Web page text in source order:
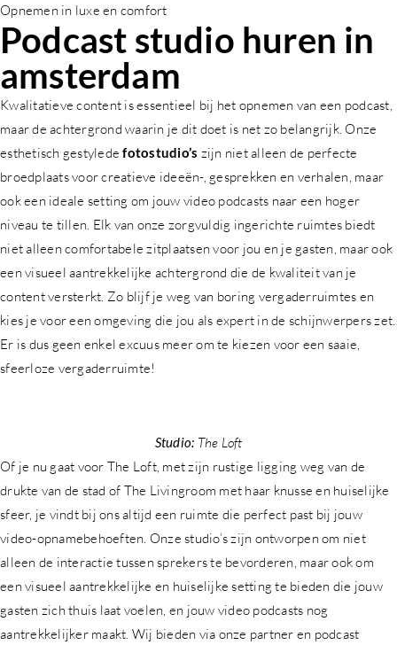
Opnemen in luxe en comfort
Podcast studio huren in
amsterdam
Kwalitatieve content is essentieel bij het opnemen van een podcast,
maar de achtergrond waarin je dit doet is net zo belangrijk. Onze
esthetisch gestyledefotostudio’s zijn niet alleen de perfecte
broedplaats voor creatieve ideeën-, gesprekken en verhalen, maar
ook een ideale setting om jouw video podcasts naar een hoger
niveau te tillen. Elk van onze zorgvuldig ingerichte ruimtes biedt
niet alleen comfortabele zitplaatsen voor jou en je gasten, maar ook
een visueel aantrekkelijke achtergrond die de kwaliteit van je
content versterkt. Zo blijf je weg van boring vergaderruimtes en
kies je voor een omgeving die jou als expert in de schijnwerpers zet.
Er is dus geen enkel excuus meer om te kiezen voor een saaie,
sfeerloze vergaderruimte!
Studio: The Loft
Of je nu gaat voor The Loft, met zijn rustige ligging weg van de
drukte van de stad of The Livingroom met haar knusse en huiselijke
sfeer, je vindt bij ons altijd een ruimte die perfect past bij jouw
video-opnamebehoeften. Onze studio’s zijn ontworpen om niet
alleen de interactie tussen sprekers te bevorderen, maar ook om
een visueel aantrekkelijke en huiselijke setting te bieden die jouw
gasten zich thuis laat voelen, en jouw video podcasts nog
aantrekkelijker maakt. Wij bieden via onze partner en podcast